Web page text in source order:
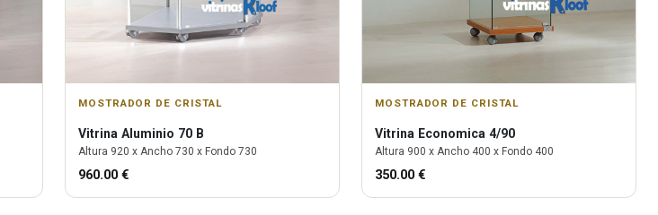
MOSTRADOR DE CRISTAL
Vitrina Aluminio 70 B
Altura 920 x Ancho 730 x Fondo 730
960.00 €
MOSTRADOR DE CRISTAL
Vitrina Economica 4/90
Altura 900 x Ancho 400 x Fondo 400
350.00 €